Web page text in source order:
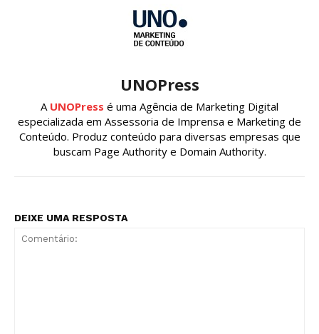
UNOPress
A UNOPress é uma Agência de Marketing Digital
especializada em Assessoria de Imprensa e Marketing de
Conteúdo. Produz conteúdo para diversas empresas que
buscam Page Authority e Domain Authority.
DEIXE UMA RESPOSTA